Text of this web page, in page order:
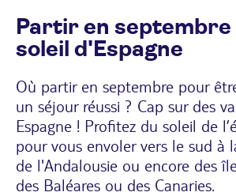
Partir en septembre
soleil d'Espagne
Où partir en septembre pour
un séjour réussi ? Cap sur des
Espagne ! Profitez du soleil de
pour vous envoler vers le sud à
de l'Andalousie ou encore des
des Baléares ou des Canaries.